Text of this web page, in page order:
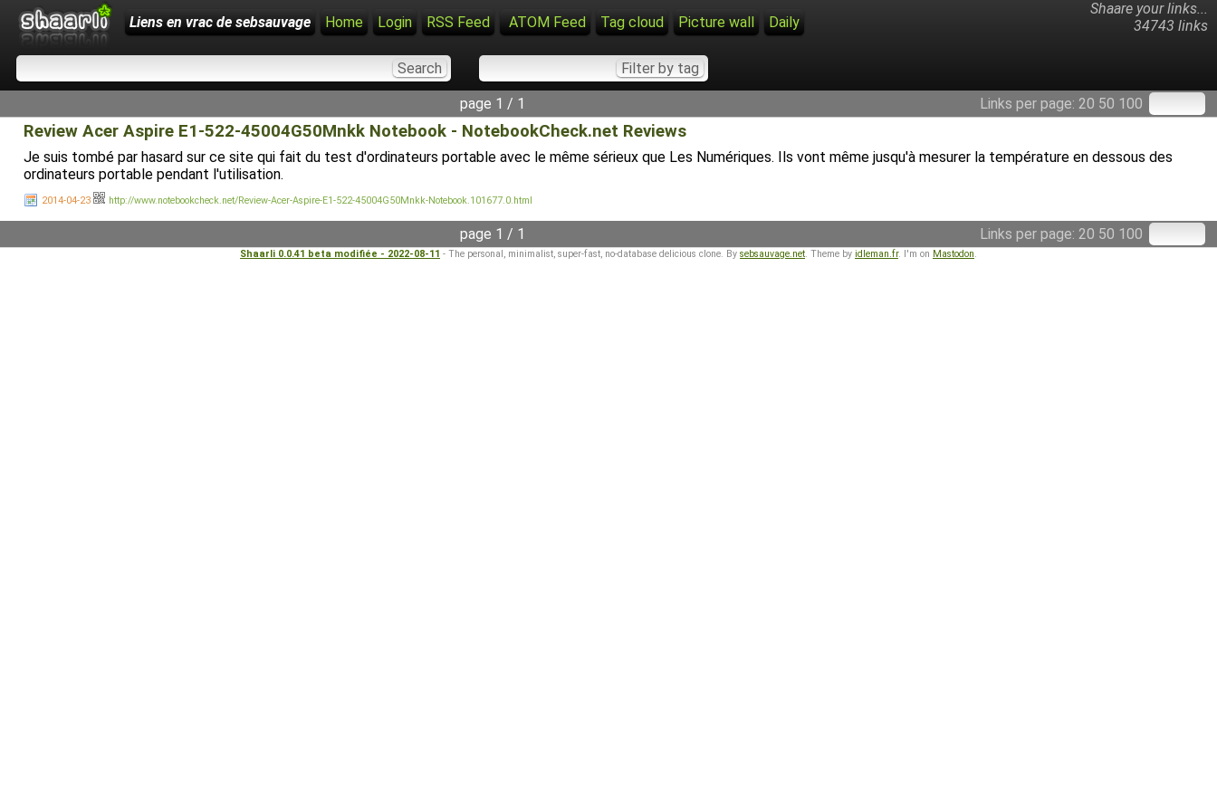
Shaare your links...
34743 links
Liens en vrac de sebsauvage Home Login RSS Feed ATOM Feed Tag cloud Picture wall Daily
Links per page: 20 50 100
page 1 / 1
Review Acer Aspire E1-522-45004G50Mnkk Notebook - NotebookCheck.net Reviews
Je suis tombé par hasard sur ce site qui fait du test d'ordinateurs portable avec le même sérieux que Les Numériques. Ils vont même jusqu'à mesurer la température en dessous des
ordinateurs portable pendant l'utilisation.
2014-04-23 http://www.notebookcheck.net/Review-Acer-Aspire-E1-522-45004G50Mnkk-Notebook.101677.0.html
Links per page: 20 50 100
page 1 / 1
Shaarli 0.0.41 beta modifiée - 2022-08-11 - The personal, minimalist, super-fast, no-database delicious clone. By sebsauvage.net. Theme by idleman.fr. I'm on Mastodon.